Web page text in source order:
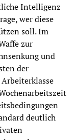
Intelligenz
wer diese
soll. Im
zur
und
der
deutlich